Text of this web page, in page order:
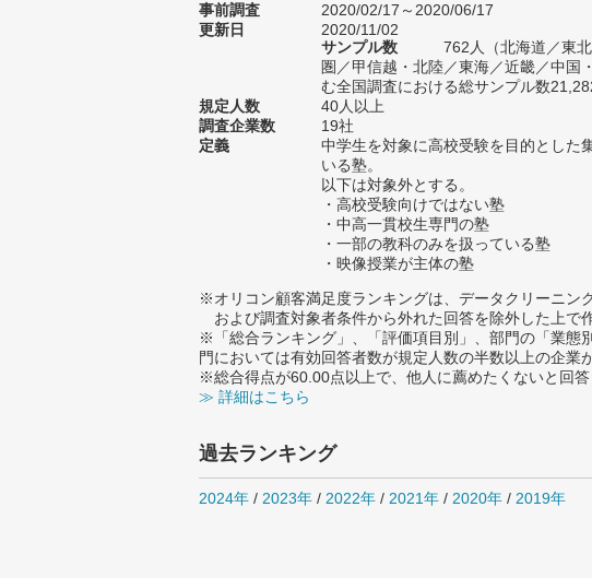
事前調査
2020/02/17～2020/06/17
更新日
2020/11/02
サンプル数
762人（北海道／東
圏／甲信越・北陸／東海／近畿／中国
む全国調査における総サンプル数
規定人数
40人以上
調査企業数
19社
定義
中学生を対象に高校受験を目的とした
いる塾。
以下は対象外とする。
・高校受験向けではない塾
・中高一貫校生専門の塾
・一部の教科のみを扱っている塾
・映像授業が主体の塾
※オリコン顧客満足度ランキングは、データクリーニン
および調査対象者条件から外れた回答を除外した上で
※「総合ランキング」、「評価項目別」、部門の「業態
門においては有効回答者数が規定人数の半数以上の企業
※総合得点が60.00点以上で、他人に薦めたくないと回
≫ 詳細はこちら
過去ランキング
2024年 / 2023年 / 2022年 / 2021年 / 2020年 / 2019年